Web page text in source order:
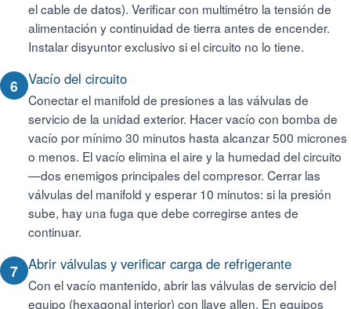
el cable de datos). Verificar con multimétro la tensión de
alimentación y continuidad de tierra antes de encender.
Instalar disyuntor exclusivo si el circuito no lo tiene.
6 Vacío del circuito
Conectar el manifold de presiones a las válvulas de
servicio de la unidad exterior. Hacer vacío con bomba de
vacío por mínimo 30 minutos hasta alcanzar 500 micrones
o menos. El vacío elimina el aire y la humedad del circuito
—dos enemigos principales del compresor. Cerrar las
válvulas del manifold y esperar 10 minutos: si la presión
sube, hay una fuga que debe corregirse antes de
continuar.
7 Abrir válvulas y verificar carga de refrigerante
Con el vacío mantenido, abrir las válvulas de servicio del
equipo (hexagonal interior) con llave allen. En equipos